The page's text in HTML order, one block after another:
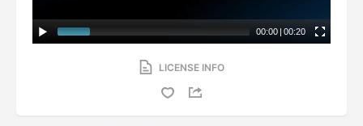
00:00 | 00:20
LICENSE INFO